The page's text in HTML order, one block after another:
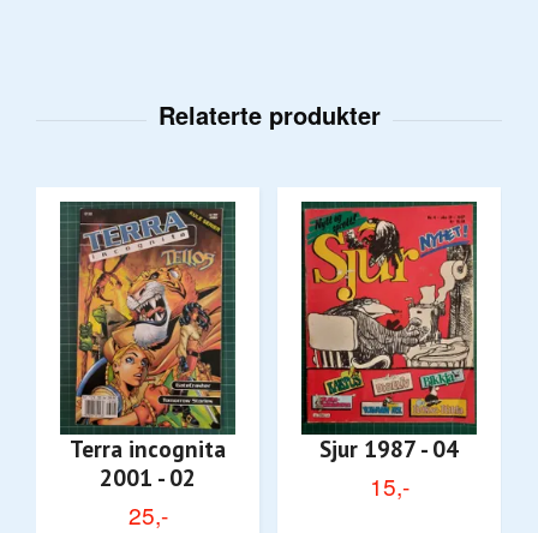
Terra incognita
2001 - 02
25,-
Sjur 1987 - 04
15,-